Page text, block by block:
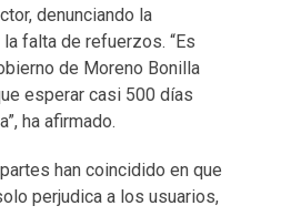
denunciando la
falta de refuerzos. “Es
de Moreno Bonilla
esperar casi 500 días
ha afirmado.
han coincidido en que
perjudica a los usuarios,